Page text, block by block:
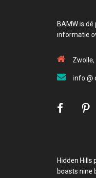
BAMW is
informatie
Zwolle,
info @
Hidden
boasts nine